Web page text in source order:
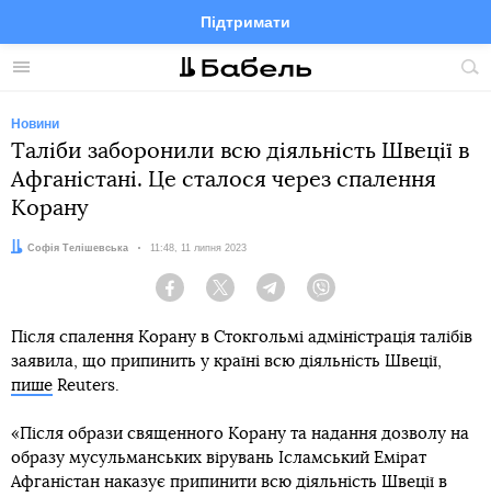
Меню
Підтримати
FacebookTelegramTwitter
Новини
Таліби заборонили всю діяльність Швеції в
Афганістані. Це сталося через спалення
Корану
Автор:
Софія Телішевська Дата:
11:48, 11 липня 2023
Facebook Twitter Telegram
Після спалення Корану в Стокгольмі адміністрація талібів
заявила, що припинить у країні всю діяльність Швеції,
пише Reuters.
«Після образи священного Корану та надання дозволу на
образу мусульманських вірувань Ісламський Емірат
Афганістан наказує припинити всю діяльність Швеції в